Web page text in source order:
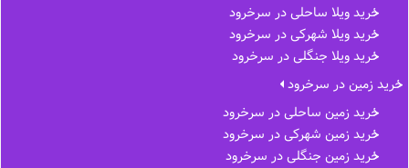
خرید ویلا ساحلی در سرخرود
خرید ویلا شهرکی در سرخرود
خرید ویلا جنگلی در سرخرود
خرید زمین در سرخرود
خرید زمین ساحلی در سرخرود
خرید زمین شهرکی در سرخرود
خرید زمین جنگلی در سرخرود